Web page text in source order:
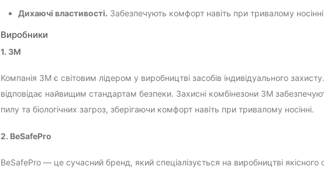
Дихаючі властивості. Забезпечують комфорт навіть при тривалому
Виробники
1. 3M
Компанія 3M є світовим лідером у виробництві засобів індивідуального
відповідає найвищим стандартам безпеки. Захисні комбінезони 3M
пилу та біологічних загроз, зберігаючи комфорт навіть при тривалому носінні.
2. BeSafePro
BeSafePro — це сучасний бренд, який спеціалізується на виробництві